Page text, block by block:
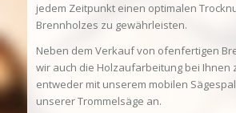
jedem Zeitpunkt einen optimalen
Brennholzes zu gewährleisten.
Neben dem Verkauf von ofenfertigen
wir auch die Holzaufarbeitung bei Ihnen
entweder mit unserem mobilen
unserer Trommelsäge an.